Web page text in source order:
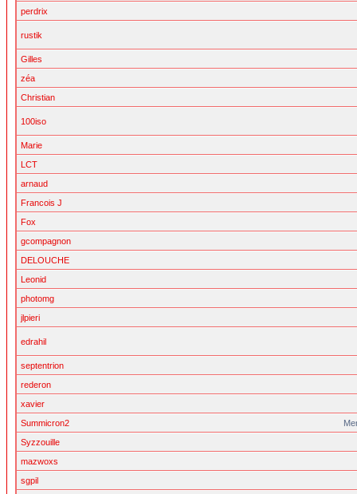
perdrix
rustik
Gilles
zéa
Christian
100iso
Marie
LCT
arnaud
Francois J
Fox
gcompagnon
DELOUCHE
Leonid
photomg
jlpieri
edrahil
septentrion
rederon
xavier
Summicron2
Syzzouille
mazwoxs
sgpil